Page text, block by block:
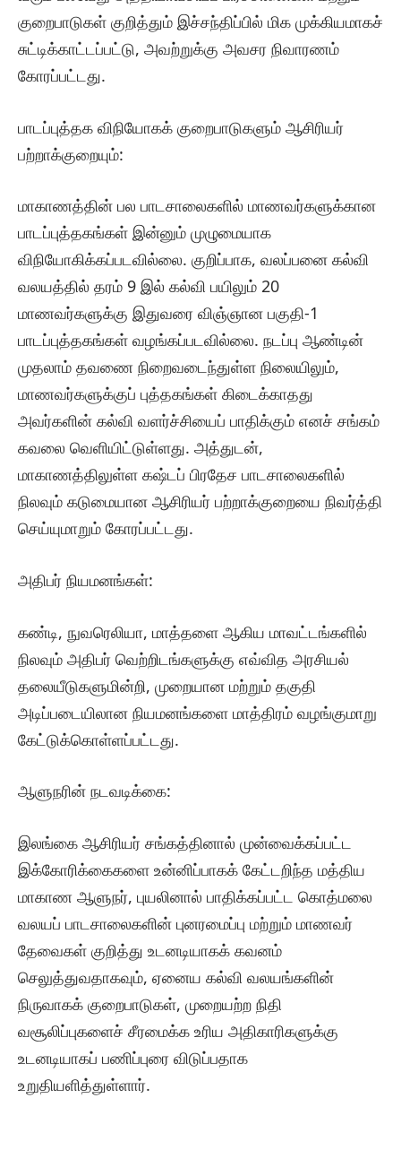
குறைபாடுகள் குறித்தும் இச்சந்திப்பில் மிக முக்கியமாகச்
சுட்டிக்காட்டப்பட்டு, அவற்றுக்கு அவசர நிவாரணம்
கோரப்பட்டது.
​பாடப்புத்தக விநியோகக் குறைபாடுகளும் ஆசிரியர்
பற்றாக்குறையும்:
மாகாணத்தின் பல பாடசாலைகளில் மாணவர்களுக்கான
பாடப்புத்தகங்கள் இன்னும் முழுமையாக
விநியோகிக்கப்படவில்லை. குறிப்பாக, வலப்பனை கல்வி
வலயத்தில் தரம் 9 இல் கல்வி பயிலும் 20
மாணவர்களுக்கு இதுவரை விஞ்ஞான பகுதி-1
பாடப்புத்தகங்கள் வழங்கப்படவில்லை. நடப்பு ஆண்டின்
முதலாம் தவணை நிறைவடைந்துள்ள நிலையிலும்,
மாணவர்களுக்குப் புத்தகங்கள் கிடைக்காதது
அவர்களின் கல்வி வளர்ச்சியைப் பாதிக்கும் எனச் சங்கம்
கவலை வெளியிட்டுள்ளது. அத்துடன்,
மாகாணத்திலுள்ள கஷ்டப் பிரதேச பாடசாலைகளில்
நிலவும் கடுமையான ஆசிரியர் பற்றாக்குறையை நிவர்த்தி
செய்யுமாறும் கோரப்பட்டது.
​அதிபர் நியமனங்கள்:
கண்டி, நுவரெலியா, மாத்தளை ஆகிய மாவட்டங்களில்
நிலவும் அதிபர் வெற்றிடங்களுக்கு எவ்வித அரசியல்
தலையீடுகளுமின்றி, முறையான மற்றும் தகுதி
அடிப்படையிலான நியமனங்களை மாத்திரம் வழங்குமாறு
கேட்டுக்கொள்ளப்பட்டது.
​ஆளுநரின் நடவடிக்கை:
இலங்கை ஆசிரியர் சங்கத்தினால் முன்வைக்கப்பட்ட
இக்கோரிக்கைகளை உன்னிப்பாகக் கேட்டறிந்த மத்திய
மாகாண ஆளுநர், புயலினால் பாதிக்கப்பட்ட கொத்மலை
வலயப் பாடசாலைகளின் புனரமைப்பு மற்றும் மாணவர்
தேவைகள் குறித்து உடனடியாகக் கவனம்
செலுத்துவதாகவும், ஏனைய கல்வி வலயங்களின்
நிருவாகக் குறைபாடுகள், முறையற்ற நிதி
வசூலிப்புகளைச் சீரமைக்க உரிய அதிகாரிகளுக்கு
உடனடியாகப் பணிப்புரை விடுப்பதாக
உறுதியளித்துள்ளார்.